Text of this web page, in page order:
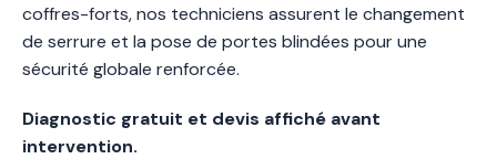
coffres-forts, nos techniciens assurent le changement
de serrure et la pose de portes blindées pour une
sécurité globale renforcée.
Diagnostic gratuit et devis affiché avant
intervention.